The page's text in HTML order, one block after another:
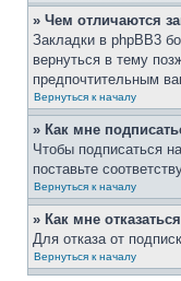
» Чем отличаются
Закладки в phpBB3
вернуться в тему
предпочтительным
Вернуться к началу
» Как мне
Чтобы подписаться
поставьте
Вернуться к началу
» Как мне
Для отказа от
Вернуться к началу